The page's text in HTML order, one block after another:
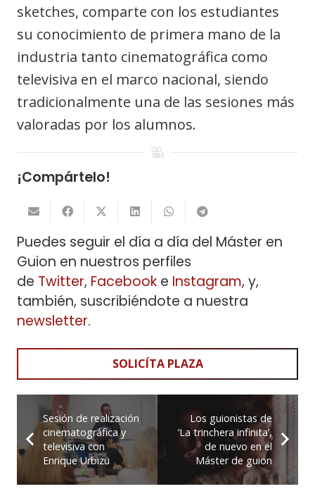
sketches, comparte con los estudiantes
su conocimiento de primera mano de la
industria tanto cinematográfica como
televisiva en el marco nacional, siendo
tradicionalmente una de las sesiones más
valoradas por los alumnos.
¡Compártelo!
Puedes seguir el día a día del Máster en
Guion en nuestros perfiles
de Twitter, Facebook e Instagram, y,
también, suscribiéndote a nuestra
newsletter.
SOLICÍTA PLAZA
Sesión de realización
cinematográfica y
televisiva con
Enrique Urbizu
Los guionistas de
‘La trinchera infinita’,
de nuevo en el
Máster de guion